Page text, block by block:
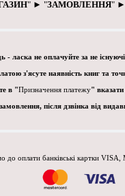
" ► "ЗАМОВЛЕННЯ"
- ласка не оплачуйте за не
з'ясуте наявність книг та
в "Призначення платежу"
після дзвінка від
до оплати банківські картки VISA,